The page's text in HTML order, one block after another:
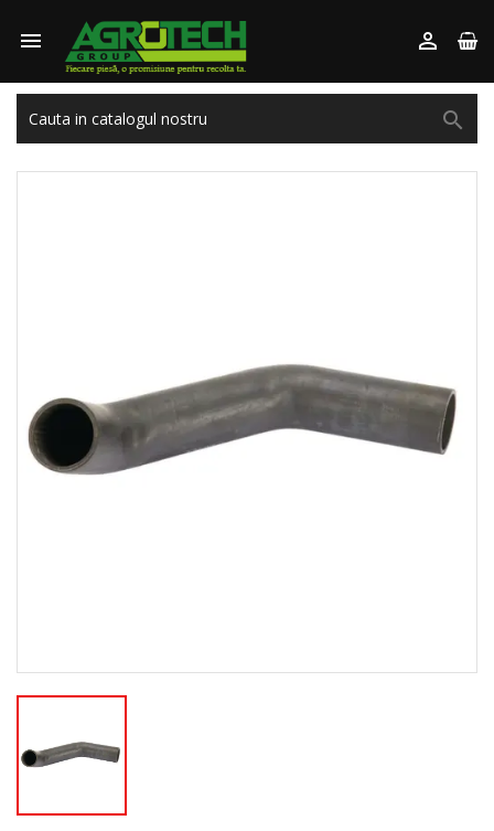
 
